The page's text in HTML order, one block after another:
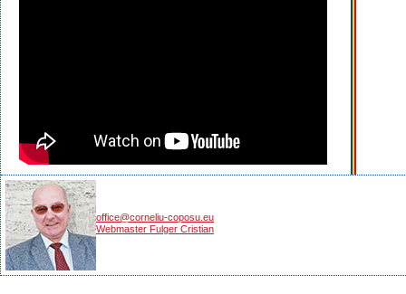
office@corneliu-coposu.eu
Webmaster Fulger Cristian